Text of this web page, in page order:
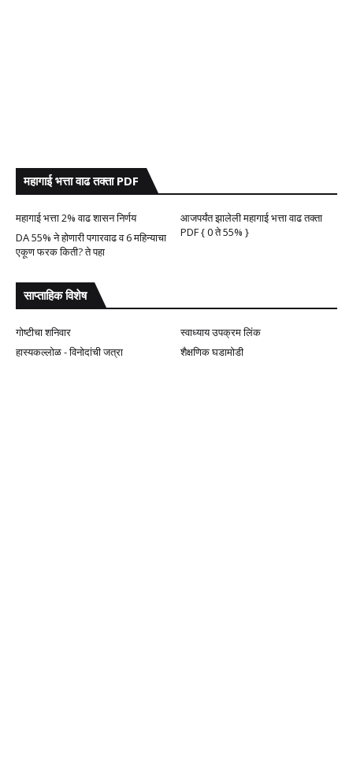
महागाई भत्ता वाढ तक्ता PDF
महागाई भत्ता 2% वाढ शासन निर्णय
आजपर्यंत झालेली महागाई भत्ता वाढ तक्ता
PDF { 0 ते 55% }
DA 55% ने होणारी पगारवाढ व 6 महिन्याचा
एकूण फरक किती? ते पहा
साप्ताहिक विशेष
गोष्टीचा शनिवार
स्वाध्याय उपक्रम लिंक
हास्यकल्लोळ - विनोदांची जत्रा
शैक्षणिक घडामोडी